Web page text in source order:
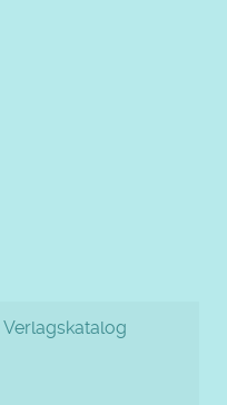
Verlagskatalog